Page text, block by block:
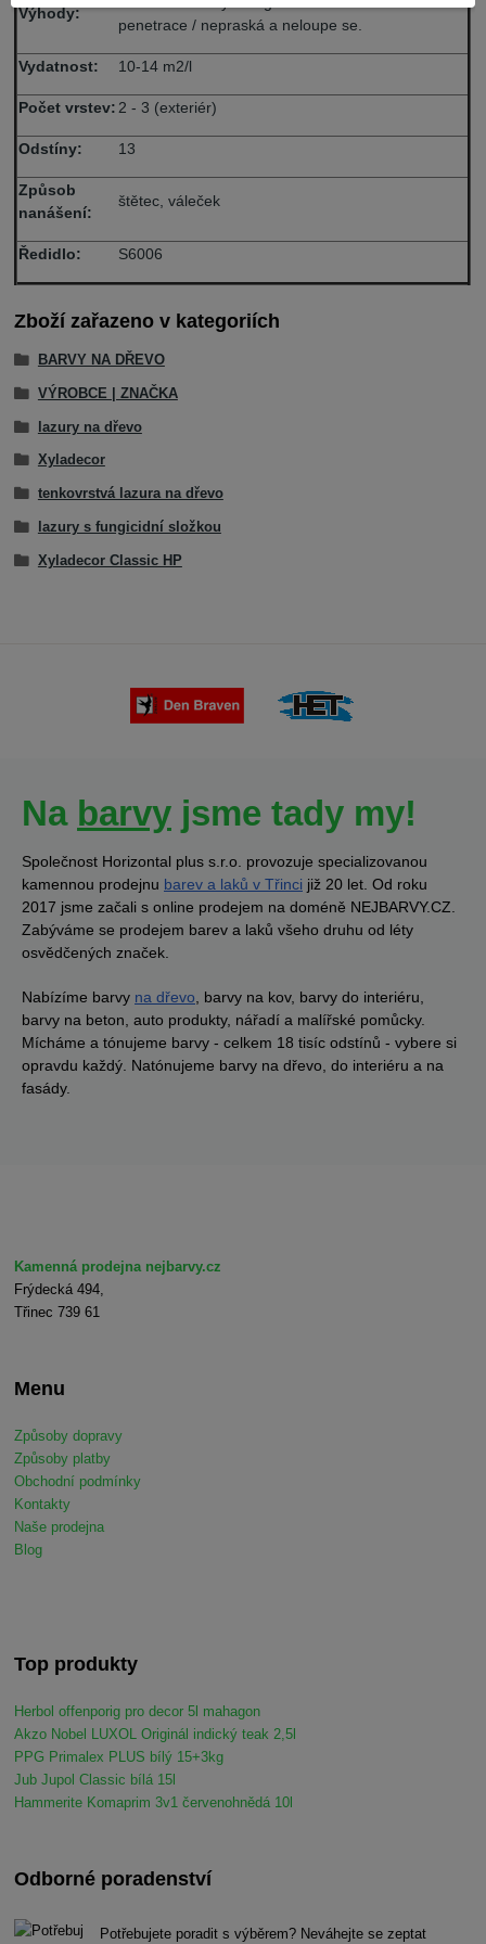
Výhody:
penetrace / nepraská a neloupe se.
Vydatnost: 10-14 m2/l
Počet vrstev: 2 - 3 (exteriér)
Odstíny: 13
Způsob
nanášení:
štětec, váleček
Ředidlo: S6006
Zboží zařazeno v kategoriích
BARVY NA DŘEVO
VÝROBCE | ZNAČKA
lazury na dřevo
Xyladecor
tenkovrstvá lazura na dřevo
lazury s fungicidní složkou
Xyladecor Classic HP
Na barvy jsme tady my!
Společnost Horizontal plus s.r.o. provozuje specializovanou
kamennou prodejnu barev a laků v Třinci již 20 let. Od roku
2017 jsme začali s online prodejem na doméně NEJBARVY.CZ.
Zabýváme se prodejem barev a laků všeho druhu od léty
osvědčených značek.
Nabízíme barvy na dřevo, barvy na kov, barvy do interiéru,
barvy na beton, auto produkty, nářadí a malířské pomůcky.
Mícháme a tónujeme barvy - celkem 18 tisíc odstínů - vybere si
opravdu každý. Natónujeme barvy na dřevo, do interiéru a na
fasády.
Kamenná prodejna nejbarvy.cz
Frýdecká 494,
Třinec 739 61
Menu
Způsoby dopravy
Způsoby platby
Obchodní podmínky
Kontakty
Naše prodejna
Blog
Top produkty
Herbol offenporig pro decor 5l mahagon
Akzo Nobel LUXOL Originál indický teak 2,5l
PPG Primalex PLUS bílý 15+3kg
Jub Jupol Classic bílá 15l
Hammerite Komaprim 3v1 červenohnědá 10l
Odborné poradenství
Potřebujete poradit s výběrem? Neváhejte se zeptat